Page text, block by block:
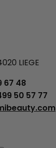
LIEGE
67 48
50 57 77